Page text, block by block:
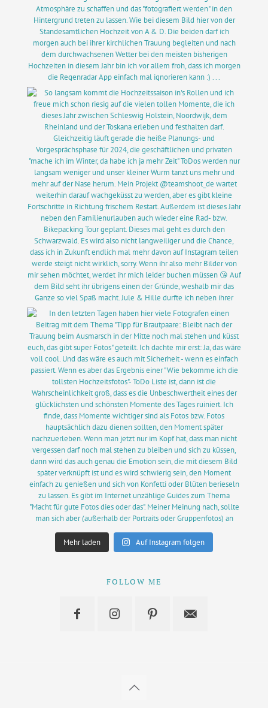
Mehr laden Auf Instagram folgen
FOLLOW ME